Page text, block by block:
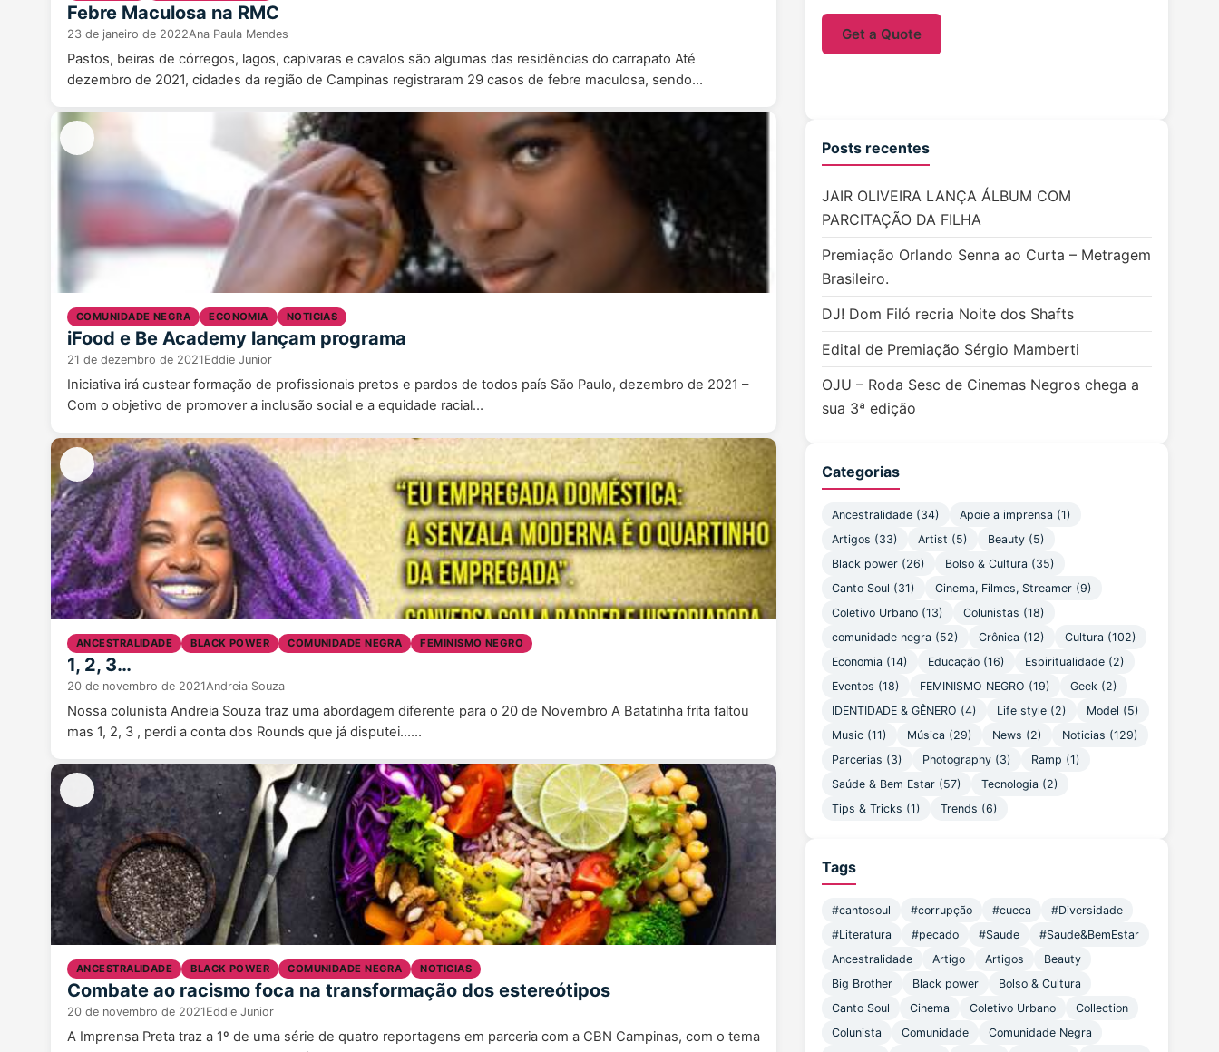
Febre Maculosa na RMC
23 de janeiro de 2022Ana Paula Mendes
Pastos, beiras de córregos, lagos, capivaras e cavalos são algumas das residências do carrapato Até
dezembro de 2021, cidades da região de Campinas registraram 29 casos de febre maculosa, sendo…
COMUNIDADE NEGRA ECONOMIA NOTICIAS
iFood e Be Academy lançam programa
21 de dezembro de 2021Eddie Junior
Iniciativa irá custear formação de profissionais pretos e pardos de todos país São Paulo, dezembro de 2021 –
Com o objetivo de promover a inclusão social e a equidade racial…
ANCESTRALIDADE BLACK POWER COMUNIDADE NEGRA FEMINISMO NEGRO
1, 2, 3…
20 de novembro de 2021Andreia Souza
Nossa colunista Andreia Souza traz uma abordagem diferente para o 20 de Novembro A Batatinha frita faltou
mas 1, 2, 3 , perdi a conta dos Rounds que já disputei……
ANCESTRALIDADE BLACK POWER COMUNIDADE NEGRA NOTICIAS
Combate ao racismo foca na transformação dos estereótipos
20 de novembro de 2021Eddie Junior
A Imprensa Preta traz a 1º de uma série de quatro reportagens em parceria com a CBN Campinas, com o tema
Get a Quote
Posts recentes
JAIR OLIVEIRA LANÇA ÁLBUM COM
PARCITAÇÃO DA FILHA
Premiação Orlando Senna ao Curta – Metragem
Brasileiro.
DJ! Dom Filó recria Noite dos Shafts
Edital de Premiação Sérgio Mamberti
OJU – Roda Sesc de Cinemas Negros chega a
sua 3ª edição
Categorias
Ancestralidade (34) Apoie a imprensa (1)
Artigos (33) Artist (5) Beauty (5)
Black power (26) Bolso & Cultura (35)
Canto Soul (31) Cinema, Filmes, Streamer (9)
Coletivo Urbano (13) Colunistas (18)
comunidade negra (52) Crônica (12) Cultura (102)
Economia (14) Educação (16) Espiritualidade (2)
Eventos (18) FEMINISMO NEGRO (19) Geek (2)
IDENTIDADE & GÊNERO (4) Life style (2) Model (5)
Music (11) Música (29) News (2) Noticias (129)
Parcerias (3) Photography (3) Ramp (1)
Saúde & Bem Estar (57) Tecnologia (2)
Tips & Tricks (1) Trends (6)
Tags
#cantosoul #corrupção #cueca
#Diversidade
#Literatura
#pecado #Saude
#Saude&BemEstar
Ancestralidade
Artigo Artigos
Beauty
Big Brother
Black power
Bolso & Cultura
Canto Soul
Cinema Coletivo Urbano
Collection
Colunista
Comunidade
Comunidade Negra